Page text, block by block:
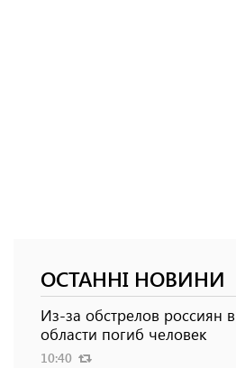
ОСТАННІ НОВИНИ
Из-за обстрелов россиян
области погиб человек
10:40